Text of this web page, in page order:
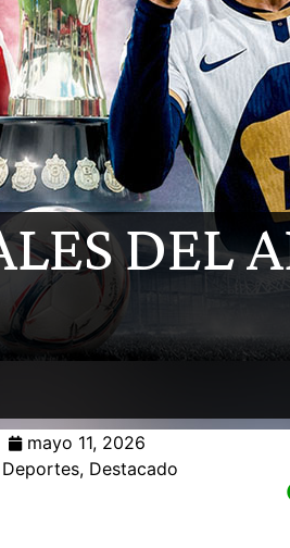
DEL
mayo 11, 2026
Deportes, Destacado